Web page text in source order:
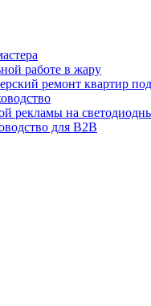
работе в жару
ремонт квартир
рекламы на
для B2B